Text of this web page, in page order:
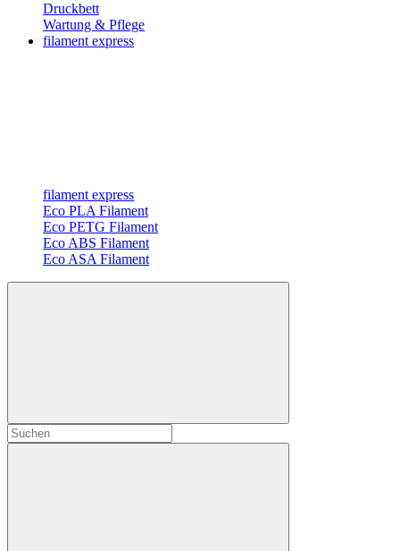
Druckbett
Wartung & Pflege
filament express
filament express
Eco PLA Filament
Eco PETG Filament
Eco ABS Filament
Eco ASA Filament